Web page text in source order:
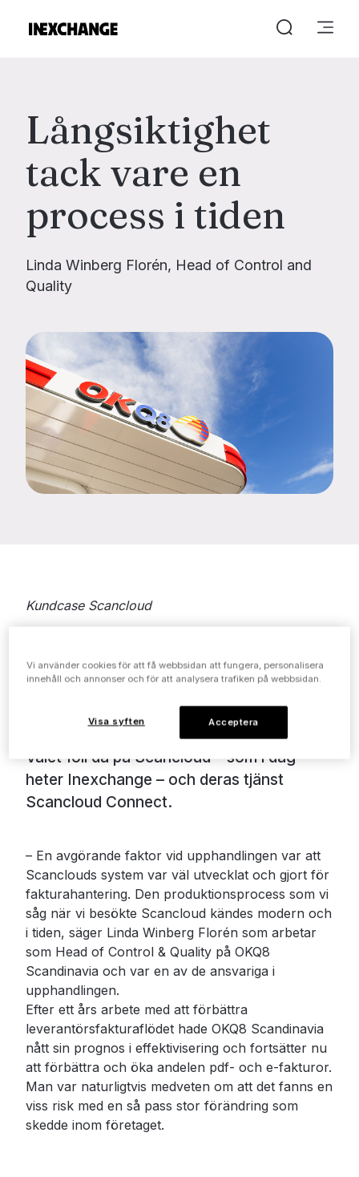
Långsiktighet
tack vare en
process i tiden
Linda Winberg Florén, Head of Control and
Quality
Kundcase Scancloud
och fungerande tjänst för alla typer av
leverantörsfakturor såsom
pappersfakturor som ska skannas, PDF-
fakturor och e-fakturor.
Valet föll då på Scancloud – som i dag
heter Inexchange – och deras tjänst
Scancloud Connect.
– En avgörande faktor vid upphandlingen var att
Scanclouds system var väl utvecklat och gjort för
fakturahantering. Den produktionsprocess som vi
såg när vi besökte Scancloud kändes modern och
i tiden, säger Linda Winberg Florén som arbetar
som Head of Control & Quality på OKQ8
Scandinavia och var en av de ansvariga i
upphandlingen.
Efter ett års arbete med att förbättra
leverantörsfakturaflödet hade OKQ8 Scandinavia
nått sin prognos i effektivisering och fortsätter nu
att förbättra och öka andelen pdf- och e-fakturor.
Man var naturligtvis medveten om att det fanns en
viss risk med en så pass stor förändring som
skedde inom företaget.
Vi använder cookies för att få webbsidan att fungera, personalisera
innehåll och annonser och för att analysera trafiken på webbsidan.
Visa syften Acceptera